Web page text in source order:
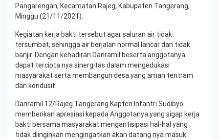
Pangarengan, Kecamatan Rajeg, Kabupaten Tangerang,
Minggu (21/11/2021).
Kegiatan kerja bakti tersebut agar saluran air tidak
tersumbat, sehingga air berjalan normal lancar dan tidak
banjir. Dengan kehadiran Danramil beserta anggotanya
dapat tercipta nya sinergitas dalam mengedukasi
masyarakat serta membangun desa yang aman tentram
dan kondusif.
Danramil 12/Rajeg Tangerang Kapten Infantri Sudibyo
memberikan apresiasi kepada Anggotanya yang sigap kerja
bakti bersama masyarakat mengantisipasi hal-hal yang
tidak diinginkan mengingatkan akan datang nya masuk